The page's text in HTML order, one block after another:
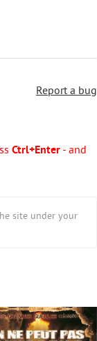
Report a bug
Ctrl+Enter - and
site under your